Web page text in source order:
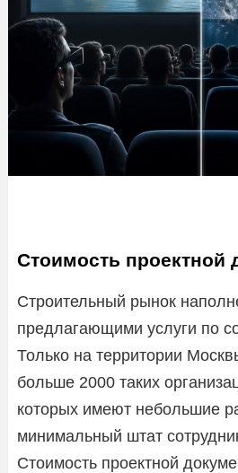
Стоимость проектной
Строительный рынок
предлагающими услуги по
Только на территории
больше 2000 таких
которых имеют небольшие
минимальный штат
Стоимость проектной